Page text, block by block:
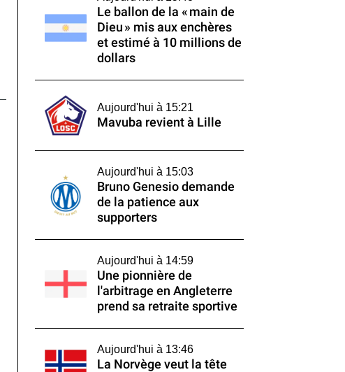
Le ballon de la « main de
Dieu » mis aux enchères
et estimé à 10 millions de
dollars
Aujourd'hui à 15:21
Mavuba revient à Lille
Aujourd'hui à 15:03
Bruno Genesio demande
de la patience aux
supporters
Aujourd'hui à 14:59
Une pionnière de
l'arbitrage en Angleterre
prend sa retraite sportive
Aujourd'hui à 13:46
La Norvège veut la tête